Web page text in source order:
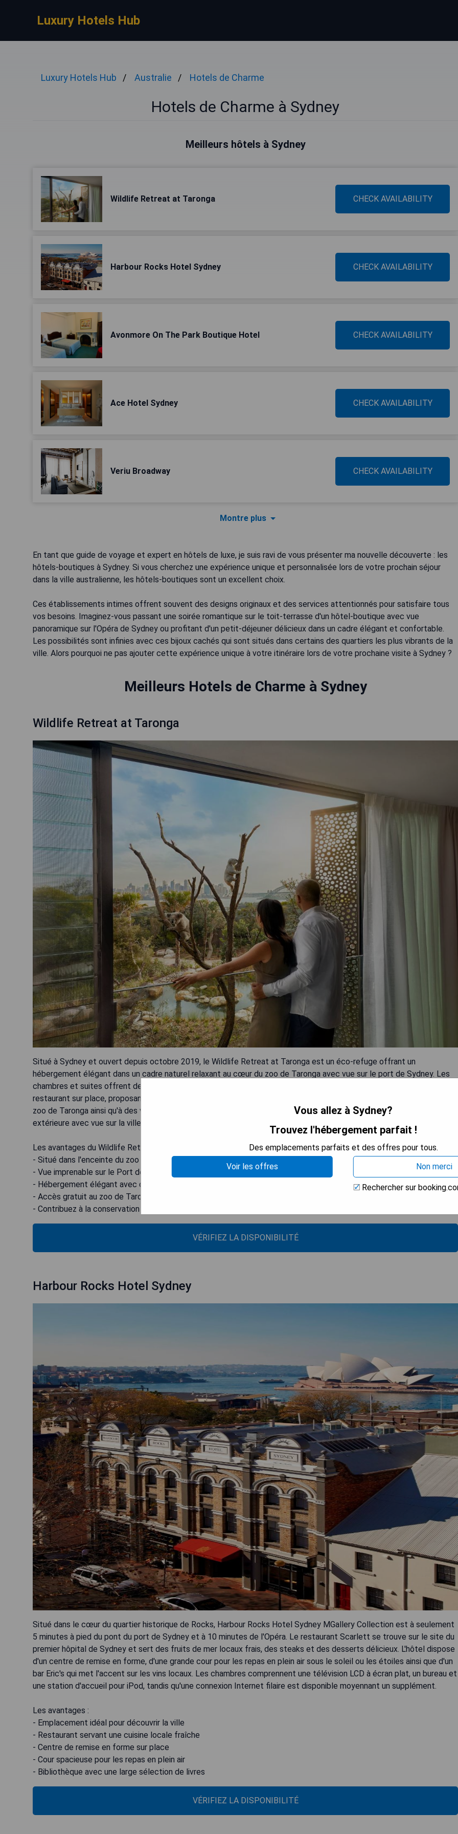
Luxury Hotels Hub
Luxury Hotels Hub Australie Hotels de Charme
Hotels de Charme à Sydney
Meilleurs hôtels à Sydney
Wildlife Retreat at Taronga CHECK AVAILABILITY
Harbour Rocks Hotel Sydney CHECK AVAILABILITY
Avonmore On The Park Boutique Hotel CHECK AVAILABILITY
Ace Hotel Sydney CHECK AVAILABILITY
Veriu Broadway CHECK AVAILABILITY
Montre plus
En tant que guide de voyage et expert en hôtels de luxe, je suis ravi de vous présenter ma nouvelle découverte : les
hôtels-boutiques à Sydney. Si vous cherchez une expérience unique et personnalisée lors de votre prochain séjour
dans la ville australienne, les hôtels-boutiques sont un excellent choix.
Ces établissements intimes offrent souvent des designs originaux et des services attentionnés pour satisfaire tous
vos besoins. Imaginez-vous passant une soirée romantique sur le toit-terrasse d'un hôtel-boutique avec vue
panoramique sur l'Opéra de Sydney ou profitant d'un petit-déjeuner délicieux dans un cadre élégant et confortable.
Les possibilités sont infinies avec ces bijoux cachés qui sont situés dans certains des quartiers les plus vibrants de la
ville. Alors pourquoi ne pas ajouter cette expérience unique à votre itinéraire lors de votre prochaine visite à Sydney ?
Meilleurs Hotels de Charme à Sydney
Wildlife Retreat at Taronga
Situé à Sydney et ouvert depuis octobre 2019, le Wildlife Retreat at Taronga est un éco-refuge offrant un
hébergement élégant dans un cadre naturel relaxant au cœur du zoo de Taronga avec vue sur le port de Sydney. Les
chambres et suites offrent des vues sur la forêt, les animaux sauvages ou le port. L'établissement dispose d'un
restaurant sur place, proposant également des dîners avec vue sur le port de Sydney. Les clients ont accès gratuit au
zoo de Taronga ainsi qu'à des visites guidées, un parking et un petit-déjeuner buffet. De plus, il y a une terrasse
extérieure avec vue sur la ville et le port où vous pouvez vous détendre après une journée bien remplie.
Les avantages du Wildlife Retreat at Taronga:
- Situé dans l'enceinte du zoo pour une expérience unique
- Vue imprenable sur le Port de Sydney
- Hébergement élégant avec des options pour différents types de vues
- Accès gratuit au zoo de Taronga pour tous les invités
- Contribuez à la conservation en séjournant dans cet hôtel eco-friendly
VÉRIFIEZ LA DISPONIBILITÉ
Harbour Rocks Hotel Sydney
Situé dans le cœur du quartier historique de Rocks, Harbour Rocks Hotel Sydney MGallery Collection est à seulement
5 minutes à pied du pont du port de Sydney et à 10 minutes de l'Opéra. Le restaurant Scarlett se trouve sur le site du
premier hôpital de Sydney et sert des fruits de mer locaux frais, des steaks et des desserts délicieux. L'hôtel dispose
d'un centre de remise en forme, d'une grande cour pour les repas en plein air sous le soleil ou les étoiles ainsi que d'un
bar Eric's qui met l'accent sur les vins locaux. Les chambres comprennent une télévision LCD à écran plat, un bureau et
une station d'accueil pour iPod, tandis qu'une connexion Internet filaire est disponible moyennant un supplément.
Les avantages :
- Emplacement idéal pour découvrir la ville
- Restaurant servant une cuisine locale fraîche
- Centre de remise en forme sur place
- Cour spacieuse pour les repas en plein air
- Bibliothèque avec une large sélection de livres
VÉRIFIEZ LA DISPONIBILITÉ
Vous allez à Sydney?
Trouvez l'hébergement parfait !
Des emplacements parfaits et des offres pour tous.
Voir les offres
Non merci
Rechercher sur